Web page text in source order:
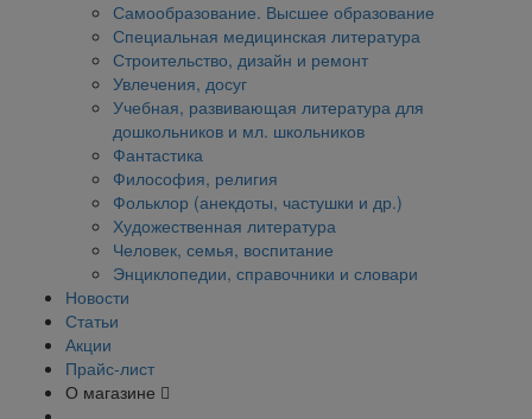
Самообразование. Высшее образование
Специальная медицинская литература
Строительство, дизайн и ремонт
Увлечения, досуг
Учебная, развивающая литература для
дошкольников и мл. школьников
Фантастика
Философия, религия
Фольклор (анекдоты, частушки и др.)
Художественная литература
Человек, семья, воспитание
Энциклопедии, справочники и словари
Новости
Статьи
Акции
Прайс-лист
О магазине